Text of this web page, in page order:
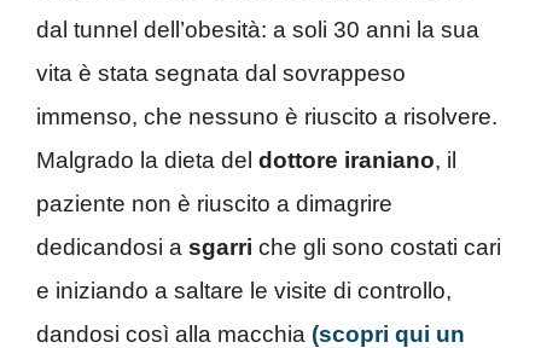
dal tunnel dell’obesità: a soli 30 anni la sua
vita è stata segnata dal sovrappeso
immenso, che nessuno è riuscito a risolvere.
Malgrado la dieta del dottore iraniano, il
paziente non è riuscito a dimagrire
dedicandosi a sgarri che gli sono costati cari
e iniziando a saltare le visite di controllo,
dandosi così alla macchia (scopri qui un